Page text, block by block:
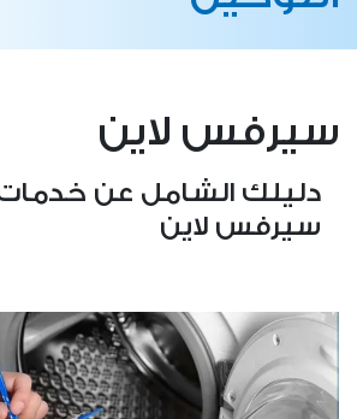
سيرفس لاين
دليلك الشامل عن
سيرفس لاين